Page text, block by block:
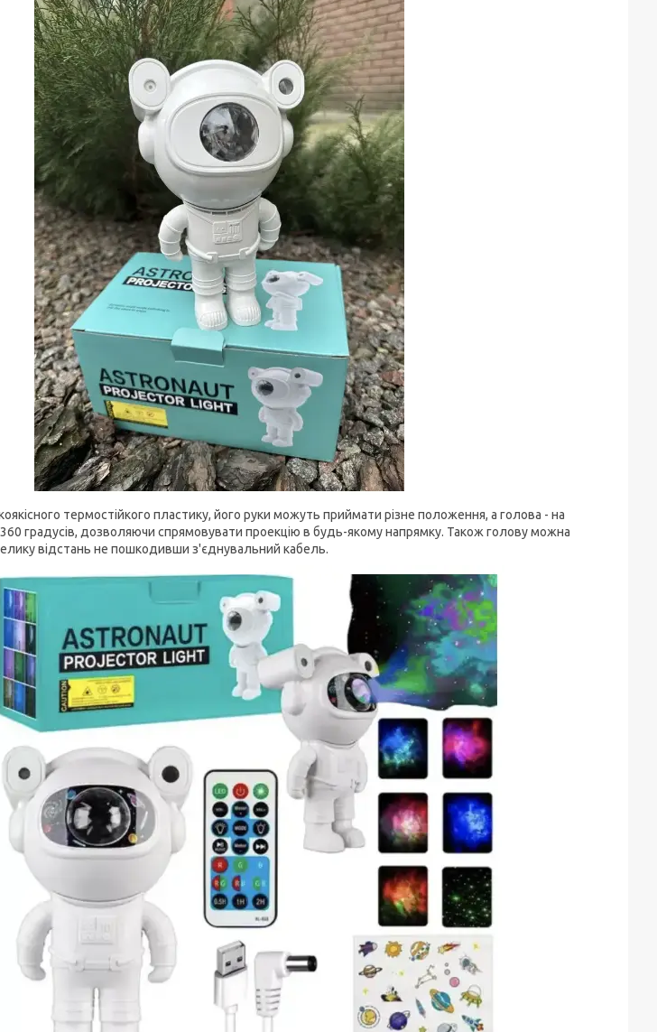
термостійкого пластику, його руки можуть приймати різне положення, а голова - на
градусів, дозволяючи спрямовувати проекцію в будь-якому напрямку. Також голову можна
відстань не пошкодивши з'єднувальний кабель.